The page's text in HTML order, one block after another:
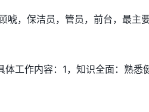
唬，保洁员，管员，前台，最主
工作内容：1，知识全面：熟悉